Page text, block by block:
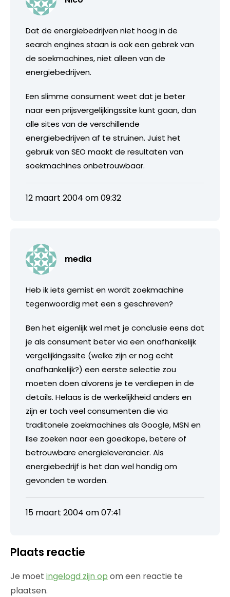
Dat de energiebedrijven niet hoog in de
search engines staan is ook een gebrek van
de soekmachines, niet alleen van de
energiebedrijven.
Een slimme consument weet dat je beter
naar een prijsvergelijkingssite kunt gaan, dan
alle sites van de verschillende
energiebedrijven af te struinen. Juist het
gebruik van SEO maakt de resultaten van
soekmachines onbetrouwbaar.
12 maart 2004 om 09:32
media
Heb ik iets gemist en wordt zoekmachine
tegenwoordig met een s geschreven?
Ben het eigenlijk wel met je conclusie eens dat
je als consument beter via een onafhankelijk
vergelijkingssite (welke zijn er nog echt
onafhankelijk?) een eerste selectie zou
moeten doen alvorens je te verdiepen in de
details. Helaas is de werkelijkheid anders en
zijn er toch veel consumenten die via
traditonele zoekmachines als Google, MSN en
Ilse zoeken naar een goedkope, betere of
betrouwbare energieleverancier. Als
energiebedrijf is het dan wel handig om
gevonden te worden.
15 maart 2004 om 07:41
Plaats reactie
Je moet ingelogd zijn op om een reactie te
plaatsen.